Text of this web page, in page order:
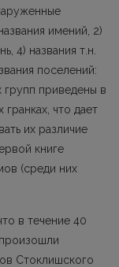
имений, 2)
4) названия т.н.
поселений:
приведены в
что дает
их различие
книге
(среди них
в течение 40
Стоклишского